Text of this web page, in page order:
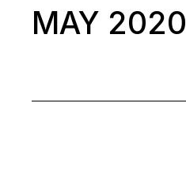
MAY 2020